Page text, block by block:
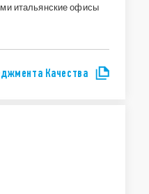
итальянские офисы
Качества